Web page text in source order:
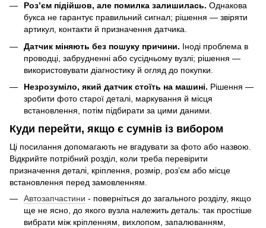
Роз’єм підійшов, але помилка залишилась. Однакова
букса не гарантує правильний сигнал; рішення — звіряти
артикул, контакти й призначення датчика.
Датчик міняють без пошуку причини. Іноді проблема в
проводці, забрудненні або сусідньому вузлі; рішення —
використовувати діагностику й огляд до покупки.
Незрозуміло, який датчик стоїть на машині. Рішення —
зробити фото старої деталі, маркування й місця
встановлення, потім підбирати за цими даними.
Куди перейти, якщо є сумнів із вибором
Ці посилання допомагають не вгадувати за фото або назвою.
Відкрийте потрібний розділ, коли треба перевірити
призначення деталі, кріплення, розмір, роз’єм або місце
встановлення перед замовленням.
Автозапчастини - поверніться до загального розділу, якщо
ще не ясно, до якого вузла належить деталь: так простіше
вибрати між кріпленням, вихлопом, запалюванням,